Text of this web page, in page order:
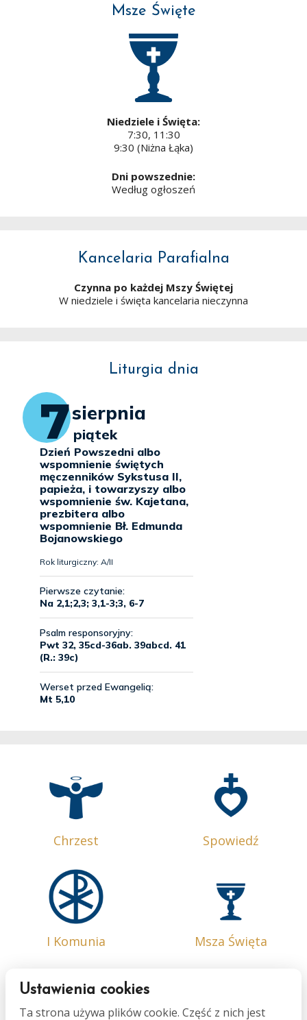
Msze Święte
Niedziele i Święta:
7:30, 11:30
9:30 (Niżna Łąka)
Dni powszednie:
Według ogłoszeń
Kancelaria Parafialna
Czynna po każdej Mszy Świętej
W niedziele i święta kancelaria nieczynna
Liturgia dnia
Chrzest Spowiedź
I Komunia Msza Święta
Ustawienia cookies
Ta strona używa plików cookie. Część z nich jest